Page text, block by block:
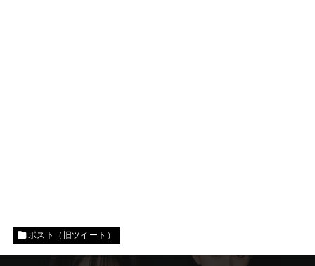
ポスト（旧ツイート）